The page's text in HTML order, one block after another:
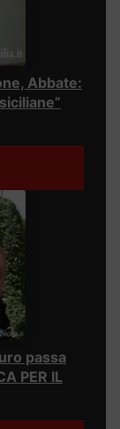
Abbate:
passa
PER IL